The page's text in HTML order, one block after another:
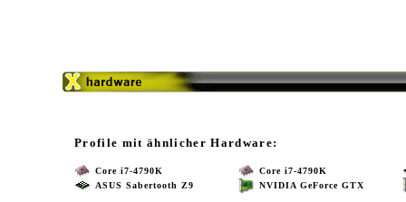
Profile mit ähnlicher Hardware:
Core i7-4790K
ASUS Sabertooth Z9
Core i7-4790K
NVIDIA GeForce GTX